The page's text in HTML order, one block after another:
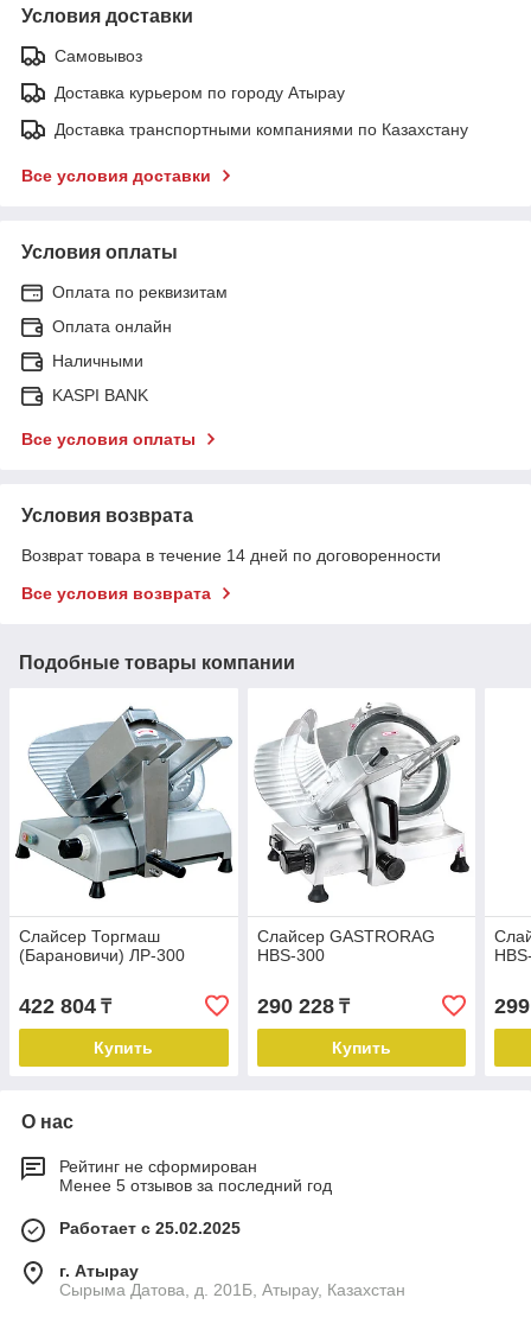
Условия доставки
Самовывоз
Доставка курьером по городу Атырау
Доставка транспортными компаниями по Казахстану
Все условия доставки
Условия оплаты
Оплата по реквизитам
Оплата онлайн
Наличными
KASPI BANK
Все условия оплаты
Условия возврата
Возврат товара в течение 14 дней по договоренности
Все условия возврата
Подобные товары компании
Слайсер Торгмаш
(Барановичи) ЛР-300
422 804 ₸
Купить
Слайсер GASTRORAG
HBS-300
290 228₸
Купить
О нас
Рейтинг не сформирован
Менее 5 отзывов за последний год
Работает с 25.02.2025
г. Атырау
Сырыма Датова, д. 201Б, Атырау, Казахстан